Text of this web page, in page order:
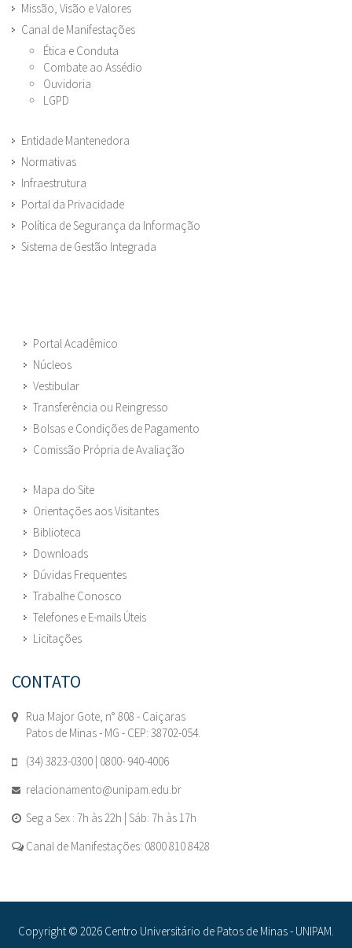
Missão, Visão e Valores
Canal de Manifestações
Ética e Conduta
Combate ao Assédio
Ouvidoria
LGPD
Entidade Mantenedora
Normativas
Infraestrutura
Portal da Privacidade
Política de Segurança da Informação
Sistema de Gestão Integrada
Portal Acadêmico
Núcleos
Vestibular
Transferência ou Reingresso
Bolsas e Condições de Pagamento
Comissão Própria de Avaliação
Mapa do Site
Orientações aos Visitantes
Biblioteca
Downloads
Dúvidas Frequentes
Trabalhe Conosco
Telefones e E-mails Úteis
Licitações
CONTATO
Rua Major Gote, n° 808 - Caiçaras
Patos de Minas - MG - CEP: 38702-054.
(34) 3823-0300 | 0800- 940-4006
relacionamento@unipam.edu.br
Seg a Sex : 7h às 22h | Sáb: 7h às 17h
Canal de Manifestações: 0800 810 8428
Copyright © 2026 Centro Universitário de Patos de Minas - UNIPAM.